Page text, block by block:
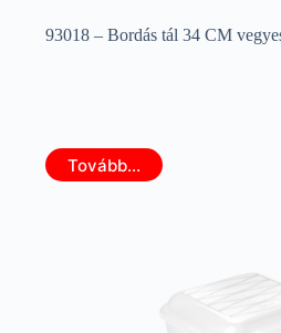
93018 – Bordás tál 34 CM
Tovább...